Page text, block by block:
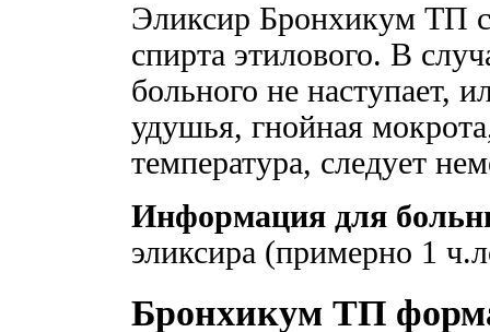
Эликсир Бронхикум ТП
спирта этилового. В
больного не наступает,
удушья, гнойная
температура, следует
Информация для
эликсира (примерно 1
Бронхикум ТП